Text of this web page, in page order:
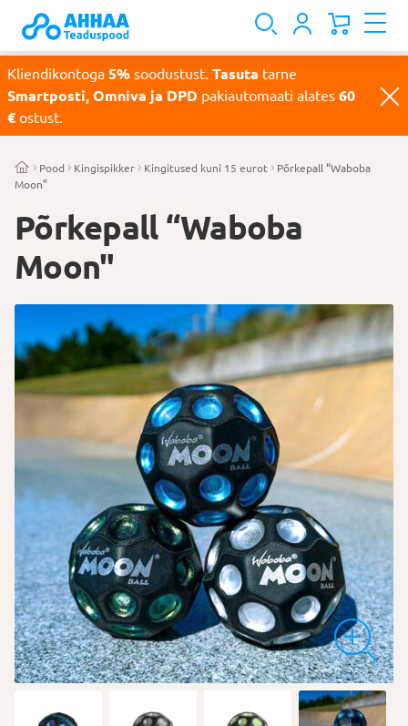
Kliendikontoga 5% soodustust. Tasuta tarne
Smartposti, Omniva ja DPD pakiautomaati alates 60
€ ostust.
Pood Kingispikker Kingitused kuni 15 eurot
Põrkepall “Waboba
Moon”
Põrkepall “Waboba
Moon"